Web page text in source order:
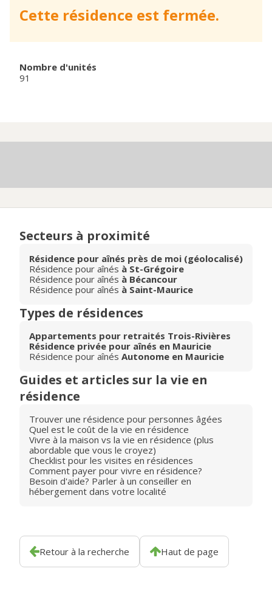
Cette résidence est fermée.
Nombre d'unités
91
Secteurs à proximité
Résidence pour aînés près de moi (géolocalisé)
Résidence pour aînés à St-Grégoire
Résidence pour aînés à Bécancour
Résidence pour aînés à Saint-Maurice
Types de résidences
Appartements pour retraités Trois-Rivières
Résidence privée pour aînés en Mauricie
Résidence pour aînés Autonome en Mauricie
Guides et articles sur la vie en
résidence
Trouver une résidence pour personnes âgées
Quel est le coût de la vie en résidence
Vivre à la maison vs la vie en résidence (plus
abordable que vous le croyez)
Checklist pour les visites en résidences
Comment payer pour vivre en résidence?
Besoin d'aide? Parler à un conseiller en
hébergement dans votre localité
Retour à la recherche Haut de page